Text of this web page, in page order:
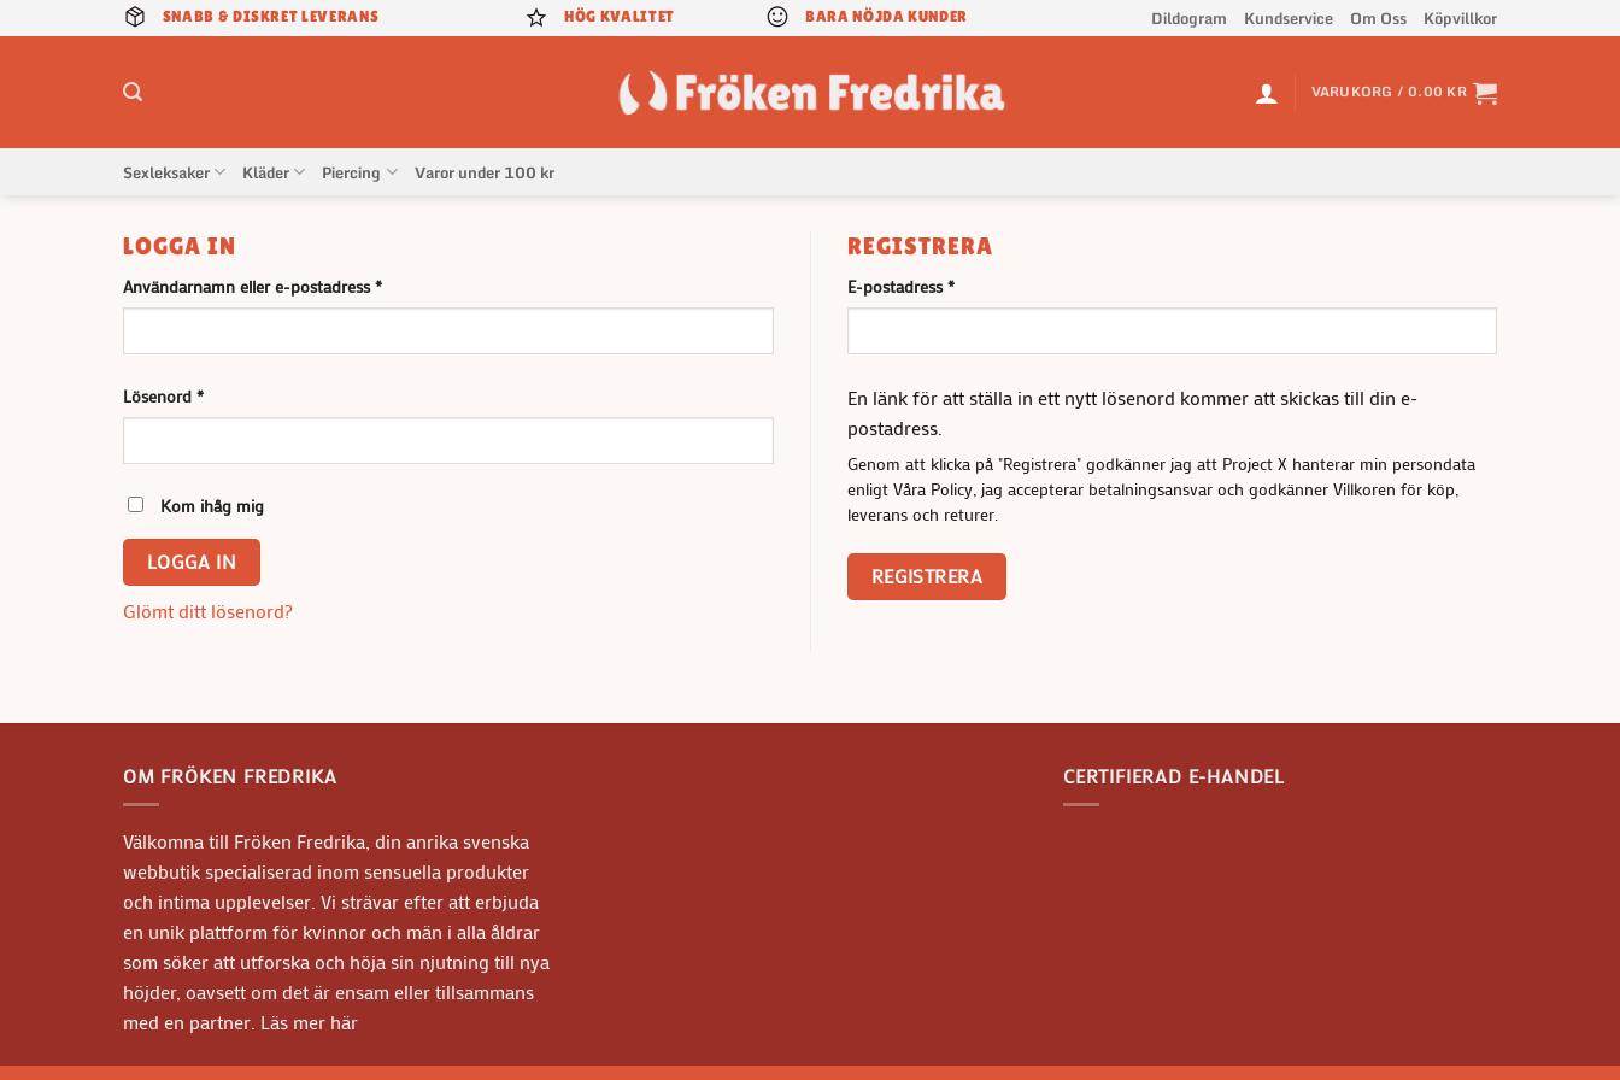
to
SNABB & DISKRET LEVERANS HÖG KVALITET BARA NÖJDA KUNDER Dildogram Kundservice Om Oss Köpvillkor
VARUKORG /0.00 KR
Sexleksaker Kläder Piercing Varor under 100 kr
LOGGA IN
Användarnamn eller e-postadress*Obligatoriskt
Lösenord *Obligatoriskt
Kom ihåg mig
LOGGA IN
Glömt ditt lösenord?
REGISTRERA
E-postadress*Obligatoriskt
En länk för att ställa in ett nytt lösenord kommer att skickas till din e-
postadress.
Genom att klicka på "Registrera" godkänner jag att Project X hanterar min persondata
enligt Våra Policy, jag accepterar betalningsansvar och godkänner Villkoren för köp,
leverans och returer.
REGISTRERA
OM FRÖKEN FREDRIKA
Välkomna till Fröken Fredrika, din anrika svenska
webbutik specialiserad inom sensuella produkter
och intima upplevelser. Vi strävar efter att erbjuda
en unik plattform för kvinnor och män i alla åldrar
som söker att utforska och höja sin njutning till nya
höjder, oavsett om det är ensam eller tillsammans
med en partner. Läs mer här
CERTIFIERAD E-HANDEL